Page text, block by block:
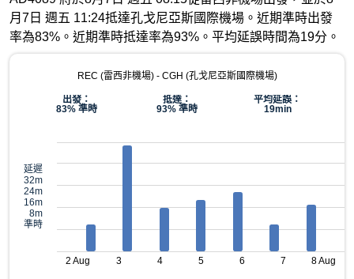
月7日 週五 11:24抵達孔戈尼亞斯國際機場。近期準時出發
率為83%。近期準時抵達率為93%。平均延誤時間為19分。
REC (雷西非機場) - CGH (孔戈尼亞斯國際機場)
出發：
83% 準時
抵達：
93% 準時
平均延誤：
19min
延遲
32m
24m
16m
8m
準時
2 Aug 3 4 5 6 7 8 Aug